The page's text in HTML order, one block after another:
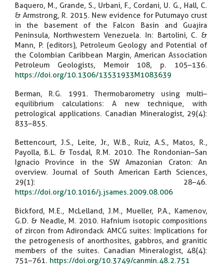
Baquero, M., Grande, S., Urbani, F., Cordani, U. G., Hall, C.
& Armstrong, R. 2015. New evidence for Putumayo crust
in the basement of the Falcon Basin and Guajira
Peninsula, Northwestern Venezuela. In: Bartolini, C. &
Mann, P. (editors), Petroleum Geology and Potential of
the Colombian Caribbean Margin, American Association
Petroleum Geologists, Memoir 108, p. 105–136.
https://doi.org/10.1306/13531933M1083639
Berman, R.G. 1991. Thermobarometry using multi–
equilibrium calculations: A new technique, with
petrological applications. Canadian Mineralogist, 29(4):
833–855.
Bettencourt, J.S., Leite, Jr., W.B., Ruiz, A.S., Matos, R.,
Payolla, B.L. & Tosdal, R.M. 2010. The Rondonian–San
Ignacio Province in the SW Amazonian Craton: An
overview. Journal of South American Earth Sciences,
29(1): 28–46.
https://doi.org/10.1016/j.jsames.2009.08.006
Bickford, M.E., McLelland, J.M., Mueller, P.A., Kamenov,
G.D. & Neadle, M. 2010. Hafnium isotopic compositions
of zircon from Adirondack AMCG suites: Implications for
the petrogenesis of anorthosites, gabbros, and granitic
members of the suites. Canadian Mineralogist, 48(4):
751–761. https://doi.org/10.3749/canmin.48.2.751